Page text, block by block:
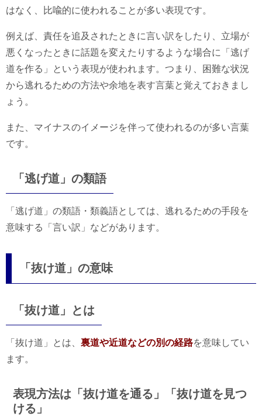
はなく、比喩的に使われることが多い表現です。
例えば、責任を追及されたときに言い訳をしたり、立場が
悪くなったときに話題を変えたりするような場合に「逃げ
道を作る」という表現が使われます。つまり、困難な状況
から逃れるための方法や余地を表す言葉と覚えておきまし
ょう。
また、マイナスのイメージを伴って使われるのが多い言葉
です。
「逃げ道」の類語
「逃げ道」の類語・類義語としては、逃れるための手段を
意味する「言い訳」などがあります。
「抜け道」の意味
「抜け道」とは
「抜け道」とは、 裏道や近道などの別の経路を意味してい
ます。
表現方法は「抜け道を通る」「抜け道を見つ
ける」